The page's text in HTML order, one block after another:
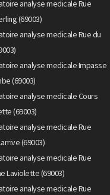
analyse medicale Rue
(69003)
analyse medicale Rue du
analyse medicale Impasse
(69003)
analyse medicale Cours
(69003)
analyse medicale Rue
(69003)
analyse medicale Rue
Laviolette (69003)
analyse medicale Rue